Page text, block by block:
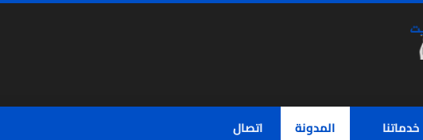
خدماتنا المدونة اتصال